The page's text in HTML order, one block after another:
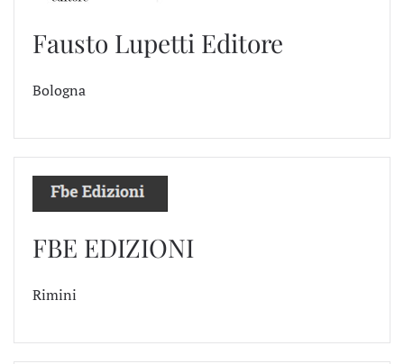
Fausto Lupetti Editore
Bologna
FBE EDIZIONI
Rimini